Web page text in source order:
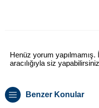
Henüz yorum
aracılığıyla siz
Benzer Konular